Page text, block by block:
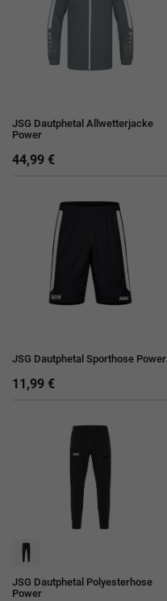
JSG Dautphetal Allwetterjacke
Power
44,99 €
JSG Dautphetal Sporthose Power
11,99 €
JSG Dautphetal Polyesterhose
Power